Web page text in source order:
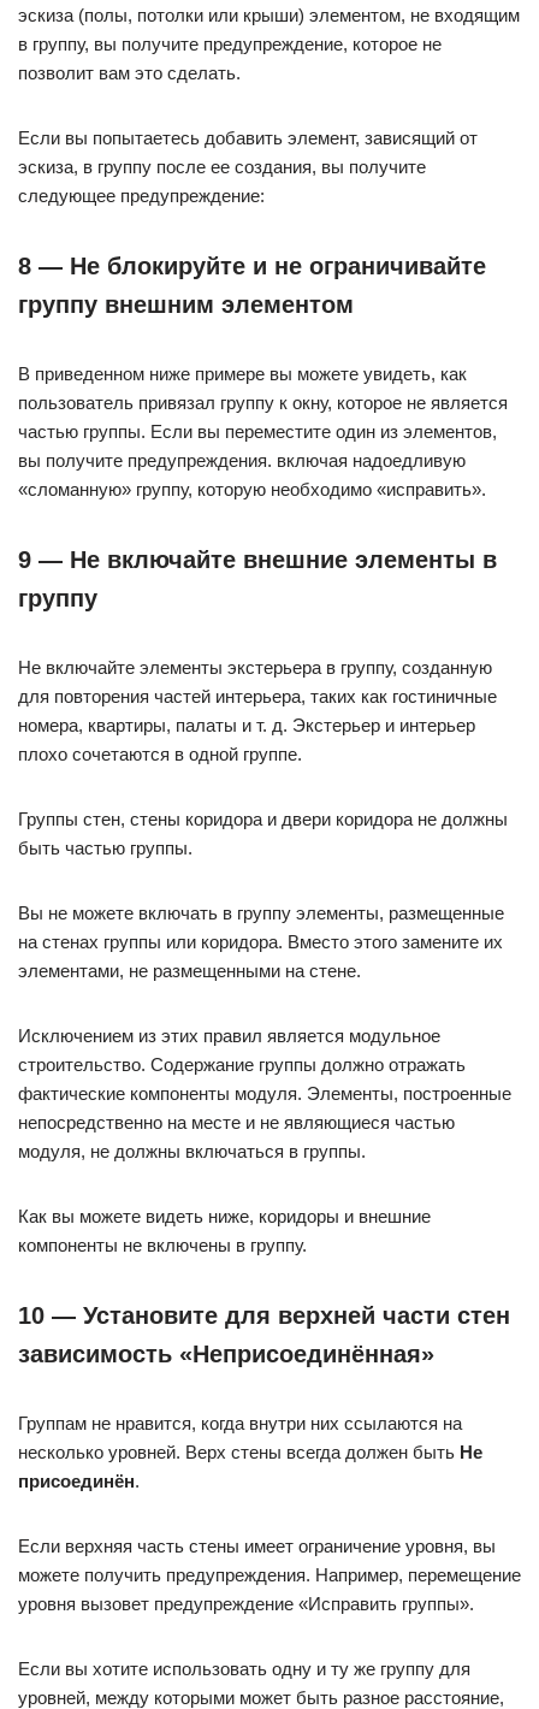
эскиза (полы, потолки или крыши) элементом, не входящим
в группу, вы получите предупреждение, которое не
позволит вам это сделать.
Если вы попытаетесь добавить элемент, зависящий от
эскиза, в группу после ее создания, вы получите
следующее предупреждение:
8 — Не блокируйте и не ограничивайте
группу внешним элементом
В приведенном ниже примере вы можете увидеть, как
пользователь привязал группу к окну, которое не является
частью группы. Если вы переместите один из элементов,
вы получите предупреждения. включая надоедливую
«сломанную» группу, которую необходимо «исправить».
9 — Не включайте внешние элементы в
группу
Не включайте элементы экстерьера в группу, созданную
для повторения частей интерьера, таких как гостиничные
номера, квартиры, палаты и т. д. Экстерьер и интерьер
плохо сочетаются в одной группе.
Группы стен, стены коридора и двери коридора не должны
быть частью группы.
Вы не можете включать в группу элементы, размещенные
на стенах группы или коридора. Вместо этого замените их
элементами, не размещенными на стене.
Исключением из этих правил является модульное
строительство. Содержание группы должно отражать
фактические компоненты модуля. Элементы, построенные
непосредственно на месте и не являющиеся частью
модуля, не должны включаться в группы.
Как вы можете видеть ниже, коридоры и внешние
компоненты не включены в группу.
10 — Установите для верхней части стен
зависимость «Неприсоединённая»
Группам не нравится, когда внутри них ссылаются на
несколько уровней. Верх стены всегда должен быть Не
присоединён.
Если верхняя часть стены имеет ограничение уровня, вы
можете получить предупреждения. Например, перемещение
уровня вызовет предупреждение «Исправить группы».
Если вы хотите использовать одну и ту же группу для
уровней, между которыми может быть разное расстояние,